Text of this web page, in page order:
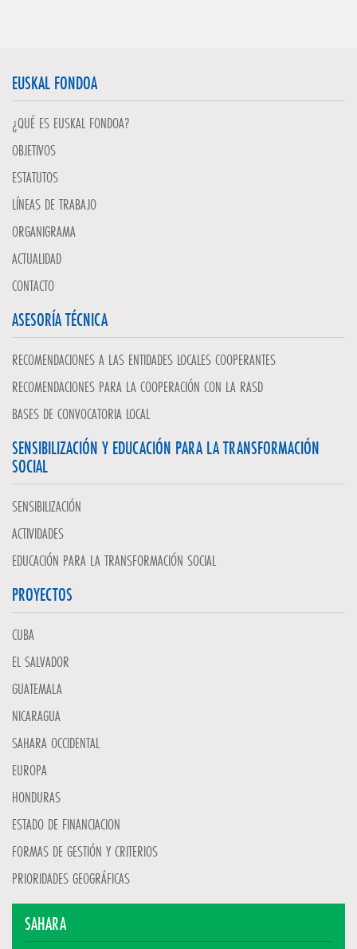
EUSKAL FONDOA
¿QUÉ ES EUSKAL FONDOA?
OBJETIVOS
ESTATUTOS
LÍNEAS DE TRABAJO
ORGANIGRAMA
ACTUALIDAD
CONTACTO
ASESORÍA TÉCNICA
RECOMENDACIONES A LAS ENTIDADES LOCALES COOPERANTES
RECOMENDACIONES PARA LA COOPERACIÓN CON LA RASD
BASES DE CONVOCATORIA LOCAL
SENSIBILIZACIÓN Y EDUCACIÓN PARA LA TRANSFORMACIÓN
SOCIAL
SENSIBILIZACIÓN
ACTIVIDADES
EDUCACIÓN PARA LA TRANSFORMACIÓN SOCIAL
PROYECTOS
CUBA
EL SALVADOR
GUATEMALA
NICARAGUA
SAHARA OCCIDENTAL
EUROPA
HONDURAS
ESTADO DE FINANCIACION
FORMAS DE GESTIÓN Y CRITERIOS
PRIORIDADES GEOGRÁFICAS
SAHARA